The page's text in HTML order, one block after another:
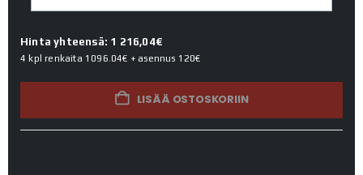
Hinta yhteensä: 1 216,04€
4 kpl renkaita 1096.04€ + asennus 120€
LISÄÄ OSTOSKORIIN